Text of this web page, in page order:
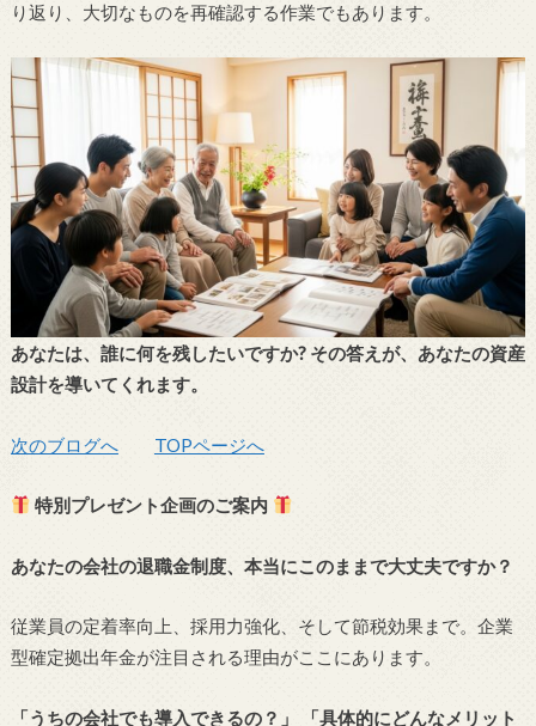
り返り、大切なものを再確認する作業でもあります。
あなたは、誰に何を残したいですか? その答えが、あなたの資産
設計を導いてくれます。
次のブログへ TOPページへ
特別プレゼント企画のご案内
あなたの会社の退職金制度、本当にこのままで大丈夫ですか？
従業員の定着率向上、採用力強化、そして節税効果まで。企業
型確定拠出年金が注目される理由がここにあります。
「うちの会社でも導入できるの？」 「具体的にどんなメリット